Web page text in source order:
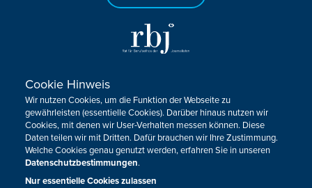
Sie haben noch Fragen oder Anmerkungen?
KONTAKTIEREN SIE UNS!
Impressum Datenschutz Kontakt
Barrierefreiheit
Cookie-Zustimmung anpassen
Design, Konzept & Programmierung:
Cookie Hinweis
Wir nutzen Cookies, um die Funktion der Webseite zu
gewährleisten (essentielle Cookies). Darüber hinaus nutzen wir
Cookies, mit denen wir User-Verhalten messen können. Diese
Daten teilen wir mit Dritten. Dafür brauchen wir Ihre Zustimmung.
Welche Cookies genau genutzt werden, erfahren Sie in unseren
Datenschutzbestimmungen.
Nur essentielle Cookies zulassen